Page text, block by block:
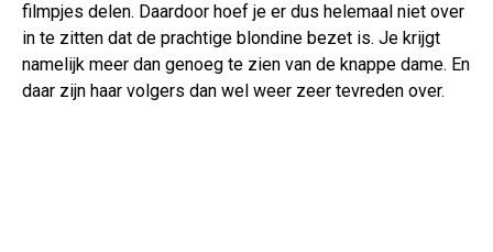
filmpjes delen. Daardoor hoef je er dus helemaal niet over
in te zitten dat de prachtige blondine bezet is. Je krijgt
namelijk meer dan genoeg te zien van de knappe dame. En
daar zijn haar volgers dan wel weer zeer tevreden over.